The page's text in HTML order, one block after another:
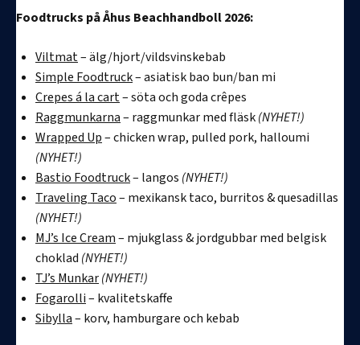
Foodtrucks på Åhus Beachhandboll 2026:
Viltmat– älg/hjort/vildsvinskebab
Simple Foodtruck– asiatisk bao bun/ban mi
Crepes á la cart– söta och goda crêpes
Raggmunkarna– raggmunkar med fläsk(NYHET!)
Wrapped Up– chicken wrap, pulled pork, halloumi
(NYHET!)
Bastio Foodtruck– langos (NYHET!)
Traveling Taco– mexikansk taco, burritos & quesadillas
(NYHET!)
MJ’s Ice Cream– mjukglass & jordgubbar med belgisk
choklad (NYHET!)
TJ’s Munkar(NYHET!)
Fogarolli– kvalitetskaffe
Sibylla– korv, hamburgare och kebab